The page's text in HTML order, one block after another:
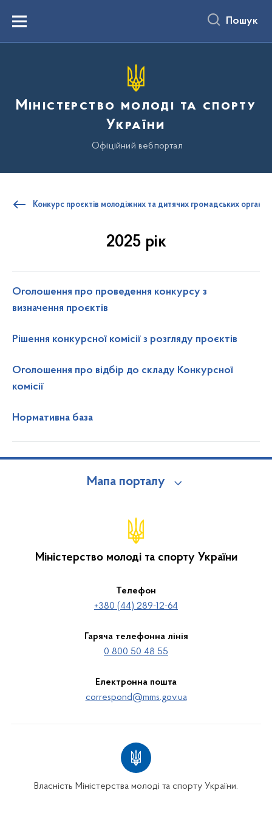
вмістуMenu Пошук
Міністерство молоді та спорту
України
Офіційний вебпортал
Конкурс проєктів молодіжних та дитячих громадських
2025 рік
Оголошення про проведення конкурсу з
визначення проєктів
Рішення конкурсної комісії з розгляду проєктів
Оголошення про відбір до складу Конкурсної
комісії
Нормативна база
Мапа порталу
Міністерство молоді та спорту України
Телефон
+380 (44) 289-12-64
Гаряча телефонна лінія
0 800 50 48 55
Електронна пошта
correspond@mms.gov.ua
Власність Міністерства молоді та спорту України.